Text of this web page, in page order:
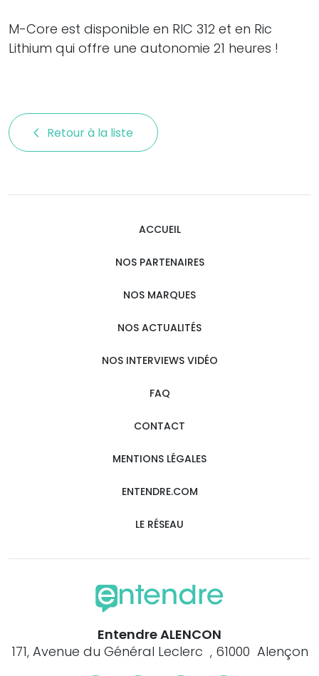
M-Core est disponible en RIC 312 et en Ric
Lithium qui offre une autonomie 21 heures !
Retour à la liste
ACCUEIL
NOS PARTENAIRES
NOS MARQUES
NOS ACTUALITÉS
NOS INTERVIEWS VIDÉO
FAQ
CONTACT
MENTIONS LÉGALES
ENTENDRE.COM
LE RÉSEAU
Entendre ALENCON
171, Avenue du Général Leclerc , 61000 Alençon